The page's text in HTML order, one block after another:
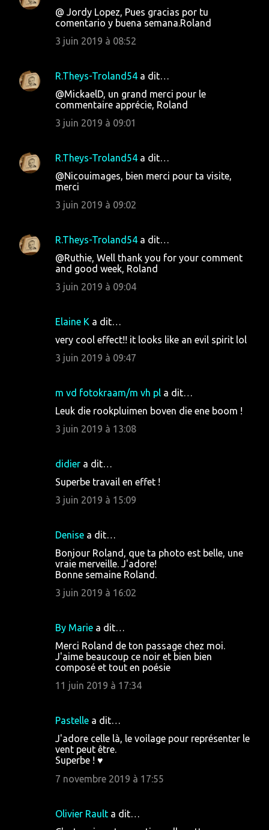
@ Jordy Lopez, Pues gracias por tu
comentario y buena semana.Roland
3 juin 2019 à 08:52
R.Theys-Troland54 a dit…
@MickaelD, un grand merci pour le
commentaire apprécie, Roland
3 juin 2019 à 09:01
R.Theys-Troland54 a dit…
@Nicouimages, bien merci pour ta visite,
merci
3 juin 2019 à 09:02
R.Theys-Troland54 a dit…
@Ruthie, Well thank you for your comment
and good week, Roland
3 juin 2019 à 09:04
Elaine K a dit…
very cool effect!! it looks like an evil spirit lol
3 juin 2019 à 09:47
m vd fotokraam/m vh pl a dit…
Leuk die rookpluimen boven die ene boom !
3 juin 2019 à 13:08
didier a dit…
Superbe travail en effet !
3 juin 2019 à 15:09
Denise a dit…
Bonjour Roland, que ta photo est belle, une
vraie merveille. J'adore!
Bonne semaine Roland.
3 juin 2019 à 16:02
By Marie a dit…
Merci Roland de ton passage chez moi.
J'aime beaucoup ce noir et bien bien
composé et tout en poésie
11 juin 2019 à 17:34
Pastelle a dit…
J'adore celle là, le voilage pour représenter le
vent peut être.
Superbe ! ♥
7 novembre 2019 à 17:55
Olivier Rault a dit…